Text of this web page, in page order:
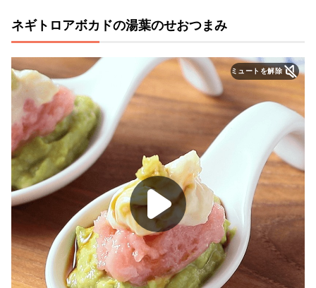
ネギトロアボカドの湯葉のせおつまみ
ミュートを解除